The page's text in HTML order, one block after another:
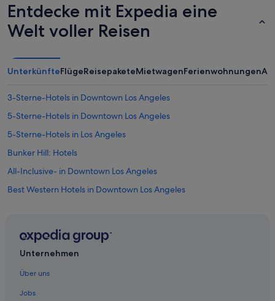
Entdecke mit Expedia eine
Welt voller Reisen
UnterkünfteFlügeReisepaketeMietwagenFerienwohnungen
3-Sterne-Hotels in Downtown Los Angeles
5-Sterne-Hotels in Downtown Los Angeles
5-Sterne-Hotels in Los Angeles
Bunker Hill: Hotels
All-Inclusive- in Downtown Los Angeles
Best Western Hotels in Downtown Los Angeles
Günstige in Downtown Los Angeles
Unternehmen
Über uns
Jobs